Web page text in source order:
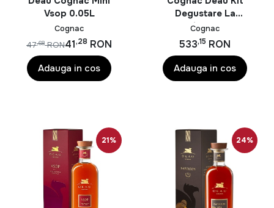
Vsop 0.05L
Cognac
41,28 RON
47,68 RON
Adauga in cos
Degustare La
Collection XO Black
Memory 3 x 0.2L
Cognac
533,15 RON
Adauga in cos
21% 24%